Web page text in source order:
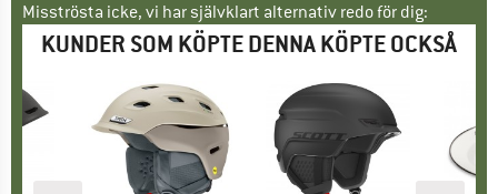
Misströsta icke, vi har självklart alternativ redo för dig:
KUNDER SOM KÖPTE DENNA KÖPTE OCKSÅ